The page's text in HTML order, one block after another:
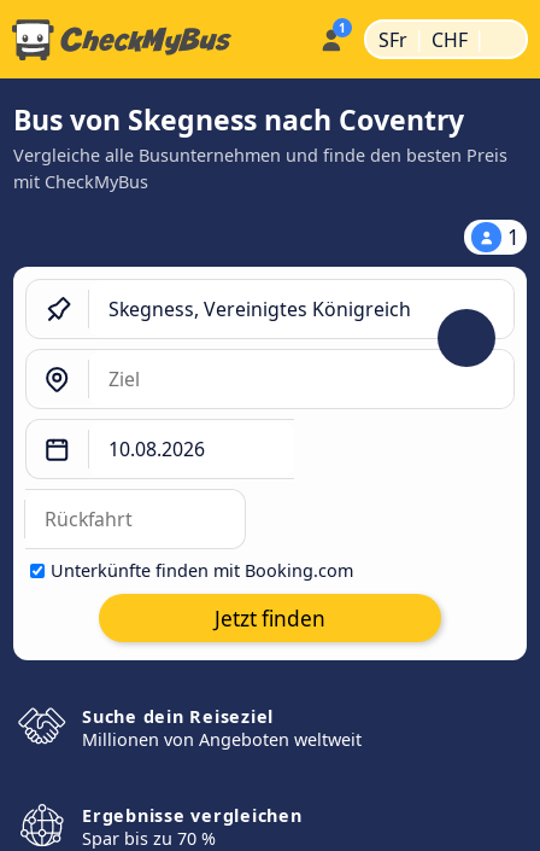
SFr | CHF |
Bus von Skegness nach Coventry
Vergleiche alle Busunternehmen und finde den besten Preis
mit CheckMyBus
1
Unterkünfte finden mit Booking.com
Jetzt finden
Suche dein Reiseziel
Millionen von Angeboten weltweit
Ergebnisse vergleichen
Spar bis zu 70 %